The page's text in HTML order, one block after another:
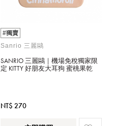
#獨賣
Sanrio 三麗鷗
SANRIO 三麗鷗｜機場免稅獨家限
定 KITTY 好朋友大耳狗 蜜桃果乾
NT$ 270